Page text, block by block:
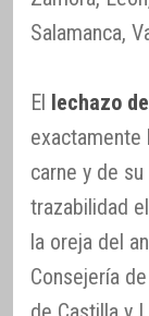
Salamanca,
El lechazo
exactamente
carne y de
trazabilidad
la oreja del
Consejería